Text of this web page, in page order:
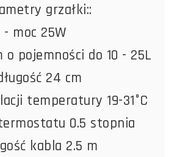
grzałki::
- moc 25W
pojemności do 10 - 25L
24 cm
temperatury 19-31°C
0.5 stopnia
kabla 2.5 m